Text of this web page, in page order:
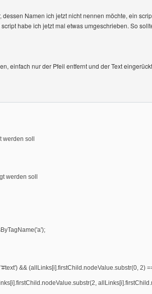
Namen ich jetzt nicht nennen möchte, ein
habe ich jetzt mal etwas umgeschrieben. So
einfach nur der Pfeil entfernt und der Text
soll
werden soll
&& (allLinks[i].firstChild.nodeValue.substr(0, 2)